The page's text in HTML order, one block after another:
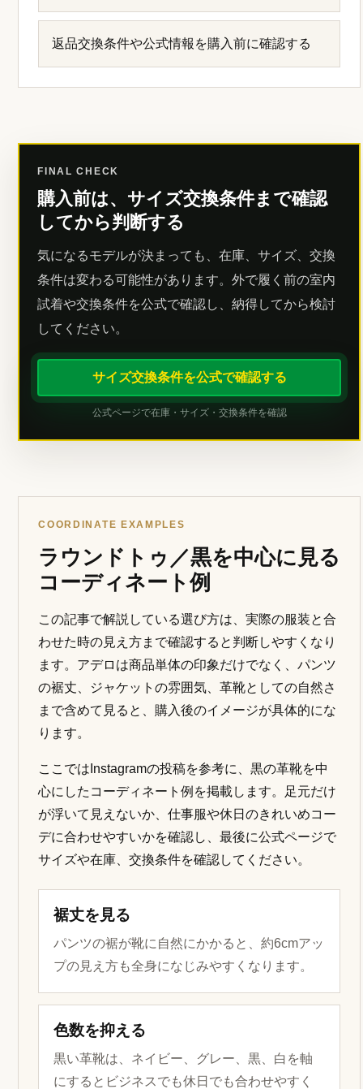
返品交換条件や公式情報を購入前に確認する
FINAL CHECK
購入前は、サイズ交換条件まで確認
してから判断する
気になるモデルが決まっても、在庫、サイズ、交換
条件は変わる可能性があります。外で履く前の室内
試着や交換条件を公式で確認し、納得してから検討
してください。
サイズ交換条件を公式で確認する
公式ページで在庫・サイズ・交換条件を確認
COORDINATE EXAMPLES
ラウンドトゥ／黒を中心に見る
コーディネート例
この記事で解説している選び方は、実際の服装と合
わせた時の見え方まで確認すると判断しやすくなり
ます。アデロは商品単体の印象だけでなく、パンツ
の裾丈、ジャケットの雰囲気、革靴としての自然さ
まで含めて見ると、購入後のイメージが具体的にな
ります。
ここではInstagramの投稿を参考に、黒の革靴を中
心にしたコーディネート例を掲載します。足元だけ
が浮いて見えないか、仕事服や休日のきれいめコー
デに合わせやすいかを確認し、最後に公式ページで
サイズや在庫、交換条件を確認してください。
裾丈を見る
パンツの裾が靴に自然にかかると、約6cmアッ
プの見え方も全身になじみやすくなります。
色数を抑える
黒い革靴は、ネイビー、グレー、黒、白を軸
にするとビジネスでも休日でも合わせやすく